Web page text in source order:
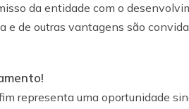
da entidade com o
e de outras vantagens são
representa uma oportunidade